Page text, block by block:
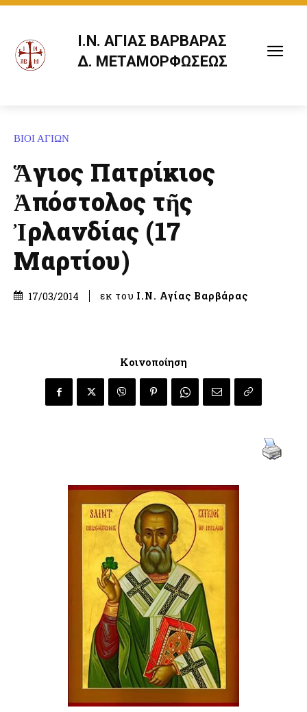
Ι.Ν. ΑΓΙΑΣ ΒΑΡΒΑΡΑΣ
Δ. ΜΕΤΑΜΟΡΦΩΣΕΩΣ
ΒΙΟΙ ΑΓΙΩΝ
Ἅγιος Πατρίκιος
Ἀπόστολος τῆς
Ἰρλανδίας (17
Μαρτίου)
17/03/2014 εκ του Ι.Ν. Αγίας Βαρβάρας
Κοινοποίηση